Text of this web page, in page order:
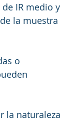
IR medio y
la muestra
o
la naturaleza